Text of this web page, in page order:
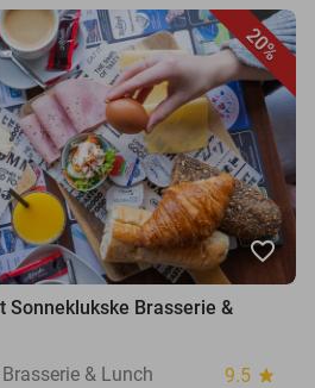
20%
favorite_border
Sonneklukske Brasserie &
& Lunch
9.5 star